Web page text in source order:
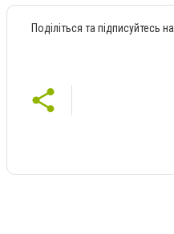
Поділіться та підписуйтесь